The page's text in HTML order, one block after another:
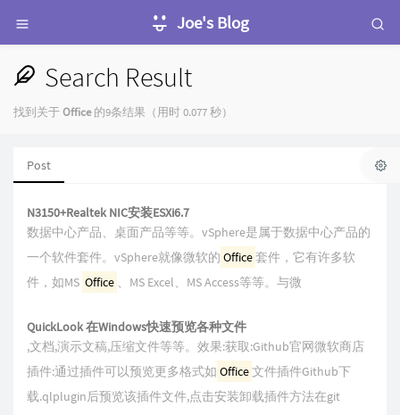
Joe's Blog
Search Result
找到关于Office的9条结果（用时 0.077 秒）
Post
N3150+Realtek NIC安装ESXi6.7
数据中心产品、桌面产品等等。vSphere是属于数据中心产品的
一个软件套件。vSphere就像微软的 Office套件，它有许多软
件，如MS Office 、MS Excel、MS Access等等。与微
QuickLook 在Windows快速预览各种文件
,文档,演示文稿,压缩文件等等。效果:获取:Github官网微软商店
插件:通过插件可以预览更多格式如 Office文件插件Github下
载.qlplugin后预览该插件文件,点击安装卸载插件方法在git